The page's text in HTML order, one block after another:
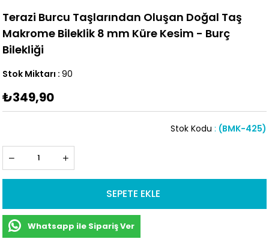
Terazi Burcu Taşlarından Oluşan Doğal Taş
Makrome Bileklik 8 mm Küre Kesim - Burç
Bilekliği
Stok Miktarı : 90
₺349,90
(BMK-425)
Stok Kodu
Whatsapp ile Sipariş Ver